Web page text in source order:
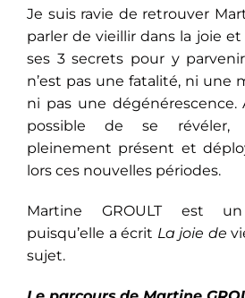
Je suis ravie de retrouver
parler de vieillir dans la joie
ses 3 secrets pour y
n’est pas une fatalité, ni une
ni pas une dégénérescence.
possible de se révéler,
pleinement présent et
lors ces nouvelles périodes.
Martine GROULT est
puisqu’elle a écrit La joie de
sujet.